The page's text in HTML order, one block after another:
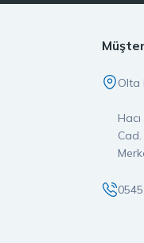
orijinal ve garantili
doğru yerdesiniz.
değer katan bir
güvenin buluştuğu
Olta